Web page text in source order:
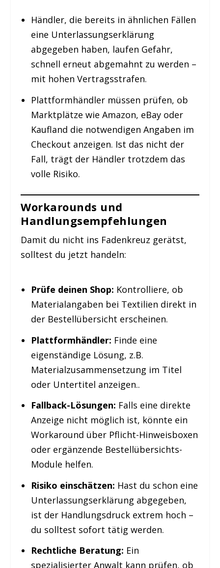
Händler, die bereits in ähnlichen Fällen
eine Unterlassungserklärung
abgegeben haben, laufen Gefahr,
schnell erneut abgemahnt zu werden –
mit hohen Vertragsstrafen.
Plattformhändler müssen prüfen, ob
Marktplätze wie Amazon, eBay oder
Kaufland die notwendigen Angaben im
Checkout anzeigen. Ist das nicht der
Fall, trägt der Händler trotzdem das
volle Risiko.
Workarounds und
Handlungsempfehlungen
Damit du nicht ins Fadenkreuz gerätst,
solltest du jetzt handeln:
Prüfe deinen Shop: Kontrolliere, ob
Materialangaben bei Textilien direkt in
der Bestellübersicht erscheinen.
Plattformhändler: Finde eine
eigenständige Lösung, z.B.
Materialzusammensetzung im Titel
oder Untertitel anzeigen..
Fallback-Lösungen: Falls eine direkte
Anzeige nicht möglich ist, könnte ein
Workaround über Pflicht-Hinweisboxen
oder ergänzende Bestellübersichts-
Module helfen.
Risiko einschätzen: Hast du schon eine
Unterlassungserklärung abgegeben,
ist der Handlungsdruck extrem hoch –
du solltest sofort tätig werden.
Rechtliche Beratung: Ein
spezialisierter Anwalt kann prüfen, ob